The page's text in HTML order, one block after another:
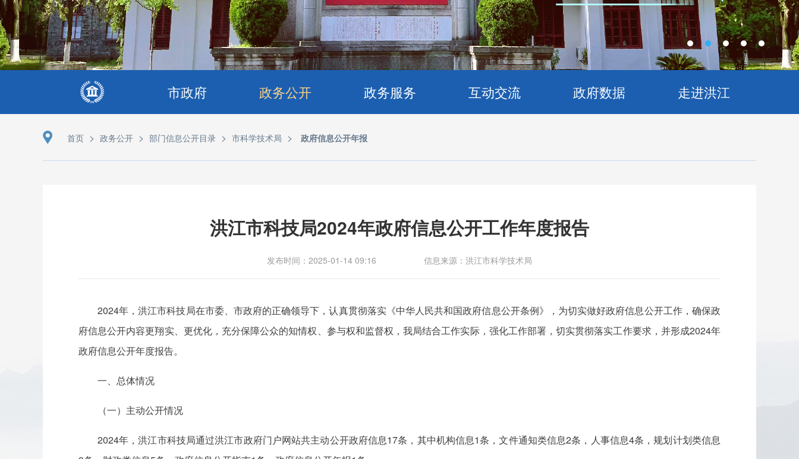
市政府 政务公开 政务服务 互动交流 政府数据 走进洪江
首页 > 政务公开 > 部门信息公开目录 > 市科学技术局 > 政府信息公开年报
洪江市科技局2024年政府信息公开工作年度报告
发布时间：2025-01-14 09:16 信息来源：洪江市科学技术局
2024年，洪江市科技局在市委、市政府的正确领导下，认真贯彻落实《中华人民共和国政府信息公开条例》，为切实做好政府信息公开工作，确保政
府信息公开内容更翔实、更优化，充分保障公众的知情权、参与权和监督权，我局结合工作实际，强化工作部署，切实贯彻落实工作要求，并形成2024年
政府信息公开年度报告。
一、总体情况
（一）主动公开情况
2024年，洪江市科技局通过洪江市政府门户网站共主动公开政府信息17条，其中机构信息1条，文件通知类信息2条，人事信息4条，规划计划类信息